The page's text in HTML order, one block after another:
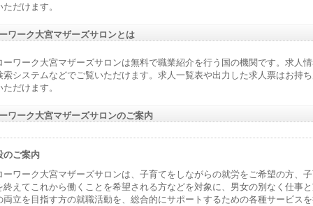
ただけます。
ワーク大宮マザーズサロンとは
ーワーク大宮マザーズサロンは無料で職業紹介を行う国の機関です。求人
索システムなどでご覧いただけます。求人一覧表や出力した求人票はお持
ただけます。
ワーク大宮マザーズサロンのご案内
のご案内
ーワーク大宮マザーズサロンは、子育てをしながらの就労をご希望の方、
終えてこれから働くことを希望される方などを対象に、男女の別なく仕事
両立を目指す方の就職活動を、総合的にサポートするための各種サービス